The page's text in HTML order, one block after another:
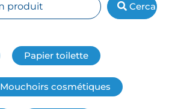
Cerca
Papier toilette
Mouchoirs cosmétiques